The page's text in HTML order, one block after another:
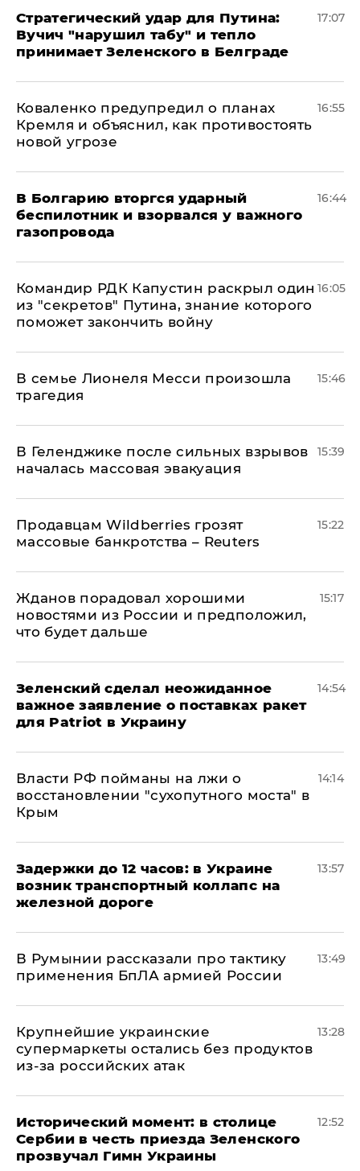
Стратегический удар для Путина:
Вучич "нарушил табу" и тепло
принимает Зеленского в Белграде
17:07
Коваленко предупредил о планах
Кремля и объяснил, как противостоять
новой угрозе
16:55
В Болгарию вторгся ударный
беспилотник и взорвался у важного
газопровода
16:44
Командир РДК Капустин раскрыл один
из "секретов" Путина, знание которого
поможет закончить войну
16:05
В семье Лионеля Месси произошла
трагедия
15:46
В Геленджике после сильных взрывов
началась массовая эвакуация
15:39
Продавцам Wildberries грозят
массовые банкротства – Reuters
15:22
Жданов порадовал хорошими
новостями из России и предположил,
что будет дальше
15:17
Зеленский сделал неожиданное
важное заявление о поставках ракет
для Patriot в Украину
14:54
Власти РФ пойманы на лжи о
восстановлении "сухопутного моста" в
Крым
14:14
Задержки до 12 часов: в Украине
возник транспортный коллапс на
железной дороге
13:57
В Румынии рассказали про тактику
применения БпЛА армией России
13:49
Крупнейшие украинские
супермаркеты остались без продуктов
из-за российских атак
13:28
Исторический момент: в столице
Сербии в честь приезда Зеленского
прозвучал Гимн Украины
12:52